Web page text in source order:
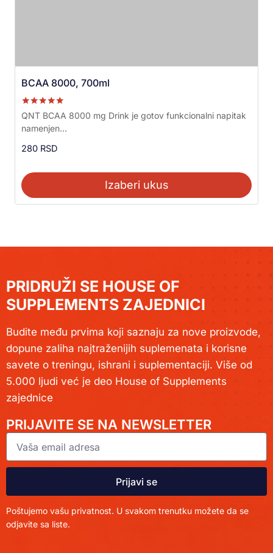
BCAA 8000, 700ml
Ocenjeno sa
5.00
od 5
QNT BCAA 8000 mg Drink je gotov funkcionalni napitak
namenjen...
280 RSD
Izaberi ukus
PRIDRUŽI SE HOUSE OF
SUPPLEMENTS ZAJEDNICI
Budite među prvima koji saznaju za nove proizvode,
dopune zaliha najtraženijih suplemenata i korisne
savete o treningu, ishrani i suplementaciji. Više od
5.000 ljudi već je deo House of Supplements
zajednice
PRIJAVITE SE NA NEWSLETTER
Prijavi se
Poštujemo vašu privatnost. U svakom trenutku možete da se
odjavite sa liste.